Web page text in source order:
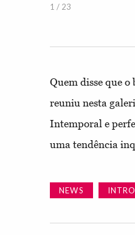
1 / 23
Quem disse que
reuniu nesta
Intemporal e
uma tendência
NEWS INTRO